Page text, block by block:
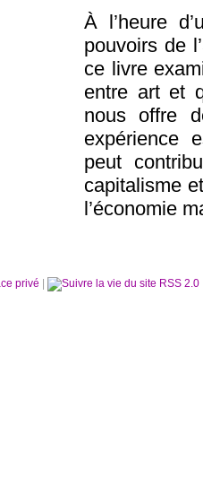
À l’heure
pouvoirs de
ce livre
entre art et
nous offre
expérience
peut
capitalisme
l’économie
privé RSS 2.0